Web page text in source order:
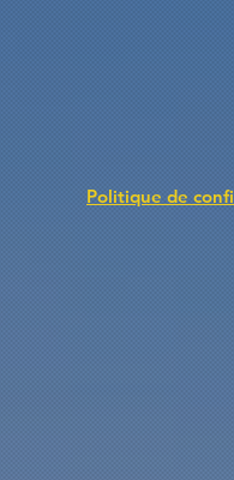
Politique de